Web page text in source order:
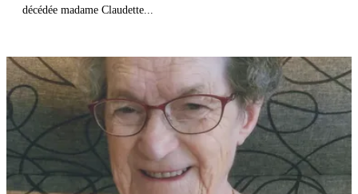
décédée madame Claudette...